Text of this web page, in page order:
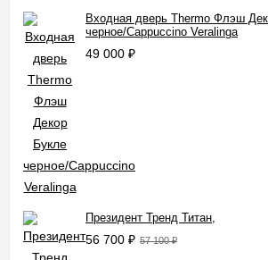
Входная дверь Thermo Флэш
черное/Cappuccino Veralinga
49 000 ₽
Президент Тренд Титан,
56 700 ₽ 57 100₽